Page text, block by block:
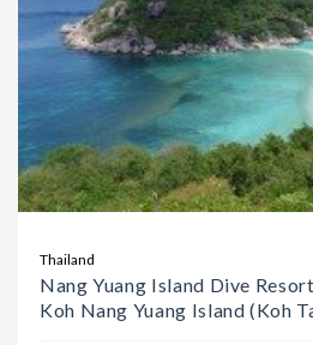
Thailand
Nang Yuang Island Dive
Koh Nang Yuang Island (Koh